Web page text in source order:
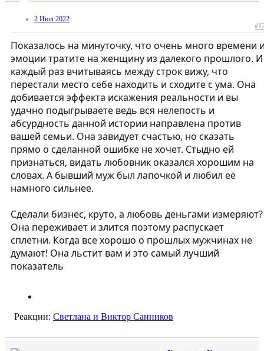
2 Июл 2022
Показалось на минуточку, что очень много времени
эмоции тратите на женщину из далекого прошлого. И
каждый раз вчитываясь между строк вижу, что
перестали место себе находить и сходите с ума. Она
добивается эффекта искажения реальности и вы
удачно подыгрываете ведь вся нелепость и
абсурдность данной истории направлена против
вашей семьи. Она завидует счастью, но сказать
прямо о сделанной ошибке не хочет. Стыдно ей
признаться, видать любовник оказался хорошим на
словах. А бывший муж был лапочкой и любил её
намного сильнее.
Сделали бизнес, круто, а любовь деньгами измеряют?
Она переживает и злится поэтому распускает
сплетни. Когда все хорошо о прошлых мужчинах не
думают! Она льстит вам и это самый лучший
показатель
Реакции: Светлана и Виктор Санников